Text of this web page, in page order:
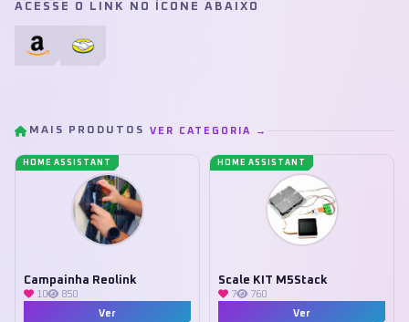
ACESSE O LINK NO ÍCONE ABAIXO
MAIS PRODUTOS VER CATEGORIA →
HOME ASSISTANT
Campainha Reolink
10
850
Ver
HOME ASSISTANT
Scale KIT M5Stack
7
760
Ver